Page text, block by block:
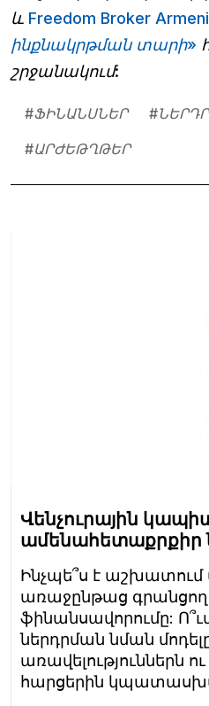
և Freedom Broker
ինքնակրթման տարի»
շրջանակում:
#ՖԻՆԱՆՍՆԵՐ #
#ԱՐԺԵԹՂԹԵՐ
Վենչուրային
ամենահետաքրքիր
Ինչպե՞ս է
առաջընթաց գրանցող
ֆինանսավորումը:
ներդրման նման
առավելություններն ու
հարցերին